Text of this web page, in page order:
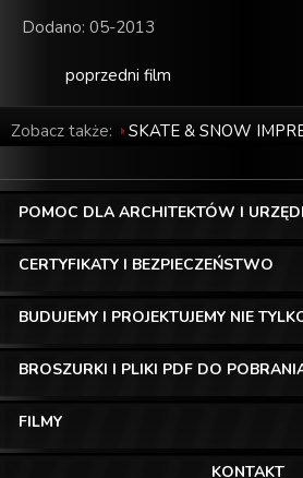
Dodano: 05-2013
poprzedni film
Zobacz także: SKATE & SNOW
POMOC DLA ARCHITEKTÓW I
CERTYFIKATY I BEZPIECZEŃSTWO
BUDUJEMY I PROJEKTUJEMY NIE
BROSZURKI I PLIKI PDF DO
FILMY
KONTAKT